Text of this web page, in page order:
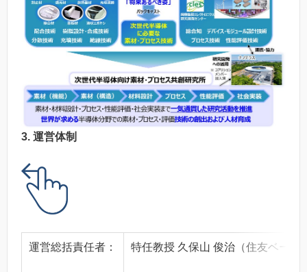
3. 運営体制
運営総括責任者： 特任教授 久保山 俊治（住友ベーク